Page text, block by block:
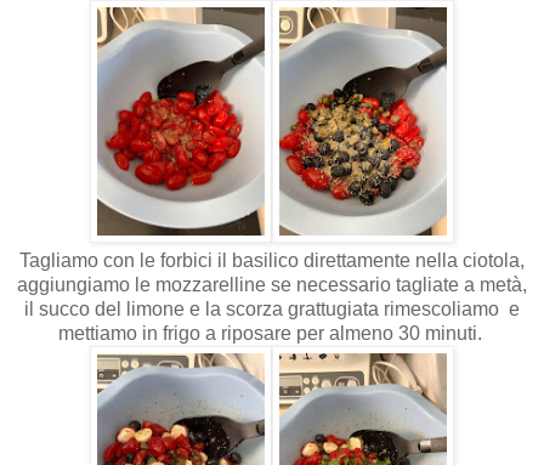
Tagliamo con le forbici il basilico direttamente nella ciotola,
aggiungiamo le mozzarelline se necessario tagliate a metà,
il succo del limone e la scorza grattugiata rimescoliamo e
mettiamo in frigo a riposare per almeno 30 minuti.